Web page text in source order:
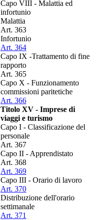
Capo VIII - Malattia ed
infortunio
Malattia
Art. 363
Infortunio
Art. 364
Capo IX -Trattamento di fine
rapporto
Art. 365
Capo X - Funzionamento
commissioni paritetiche
Art. 366
Titolo XV - Imprese di
viaggi e turismo
Capo I - Classificazione del
personale
Art. 367
Capo II - Apprendistato
Art. 368
Art. 369
Capo III - Orario di lavoro
Art. 370
Distribuzione dell'orario
settimanale
Art. 371